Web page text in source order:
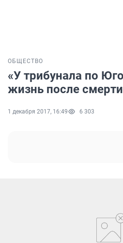
ОБЩЕСТВО
«У трибунала по
жизнь после
1 декабря 2017, 16:49 6 303